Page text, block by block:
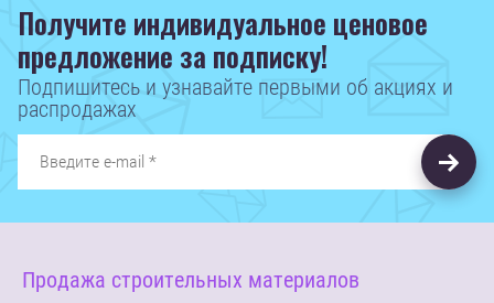
Получите индивидуальное ценовое
предложение за подписку!
Подпишитесь и узнавайте первыми об акциях и
распродажах
Продажа строительных материалов